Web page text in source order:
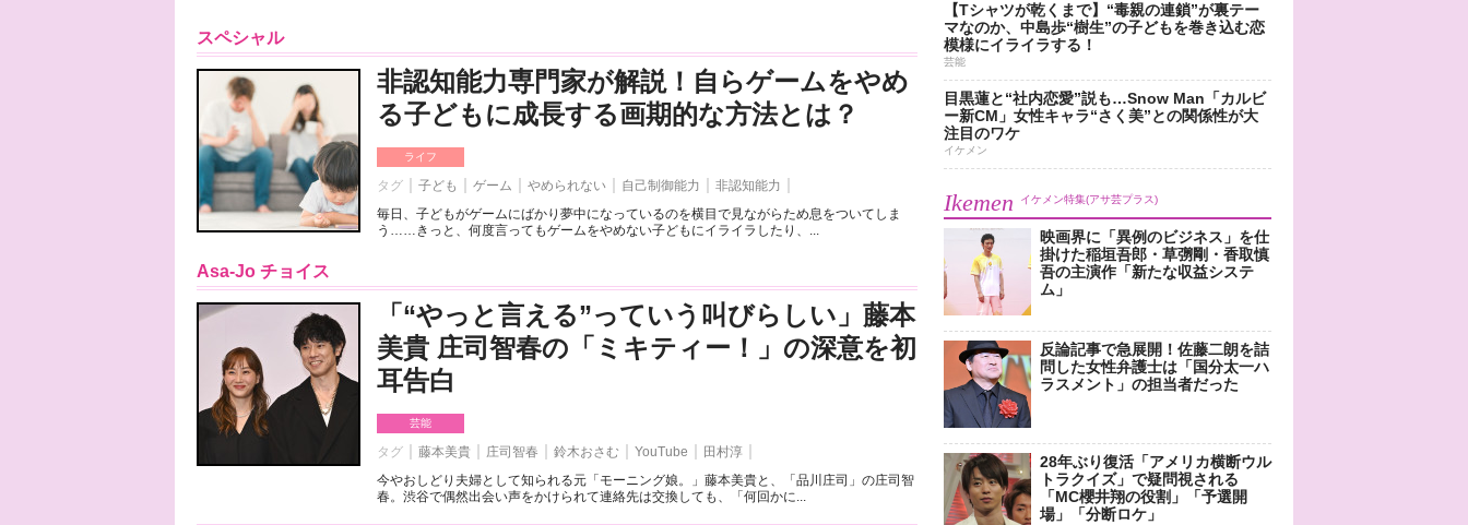
スペシャル
非認知能力専門家が解説！自らゲームをやめ
る子どもに成長する画期的な方法とは？
ライフ
タグ 子ども ゲーム やめられない 自己制御能力
非認知能力
毎日、子どもがゲームにばかり夢中になっているのを横目で見ながらため息をついてしま
う……きっと、何度言ってもゲームをやめない子どもにイライラしたり、...
Asa-Jo チョイス
「“やっと言える”っていう叫びらしい」藤本
美貴 庄司智春の「ミキティー！」の深意を初
耳告白
芸能
タグ 藤本美貴 庄司智春 鈴木おさむ YouTube
田村淳
今やおしどり夫婦として知られる元「モーニング娘。」藤本美貴と、「品川庄司」の庄司智
春。渋谷で偶然出会い声をかけられて連絡先は交換しても、「何回かに...
【Tシャツが乾くまで】“毒親の連鎖”が裏テー
マなのか、中島歩“樹生”の子どもを巻き込む恋
模様にイライラする！
芸能
目黒蓮と“社内恋愛”説も…Snow Man「カルビ
ー新CM」女性キャラ“さく美”との関係性が大
注目のワケ
イケメン
Ikemen イケメン特集(アサ芸プラス)
映画界に「異例のビジネス」を仕
掛けた稲垣吾郎・草彅剛・香取慎
吾の主演作「新たな収益システ
ム」
反論記事で急展開！佐藤二朗を詰
問した女性弁護士は「国分太一ハ
ラスメント」の担当者だった
28年ぶり復活「アメリカ横断ウル
トラクイズ」で疑問視される
「MC櫻井翔の役割」「予選開
場」「分断ロケ」